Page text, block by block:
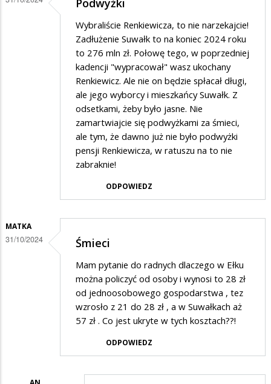
na
Podwyżki
Wybraliście Renkiewicza, to nie narzekajcie!
Zadłużenie Suwałk to na koniec 2024 roku
to 276 mln zł. Połowę tego, w poprzedniej
kadencji "wypracował" wasz ukochany
Renkiewicz. Ale nie on będzie spłacał długi,
ale jego wyborcy i mieszkańcy Suwałk. Z
odsetkami, żeby było jasne. Nie
zamartwiajcie się podwyżkami za śmieci,
ale tym, że dawno już nie było podwyżki
pensji Renkiewicza, w ratuszu na to nie
zabraknie!
ODPOWIEDZ
MATKA
31/10/2024 Śmieci
Mam pytanie do radnych dlaczego w Ełku
można policzyć od osoby i wynosi to 28 zł
od jednoosobowego gospodarstwa , tez
wzrosło z 21 do 28 zł , a w Suwałkach aż
57 zł . Co jest ukryte w tych kosztach??!
ODPOWIEDZ